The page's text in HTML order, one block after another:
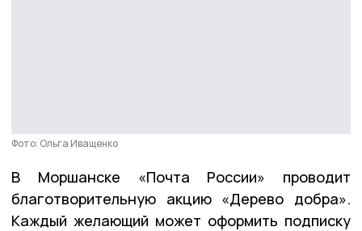
Фото: Ольга Иващенко
В Моршанске «Почта России» проводит
благотворительную акцию «Дерево добра».
Каждый желающий может оформить подписку